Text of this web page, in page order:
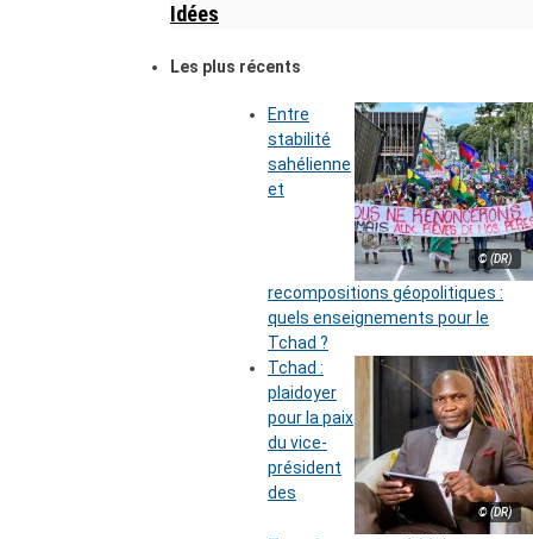
Idées
Les plus récents
© (DR)
Entre
stabilité
sahélienne
et
recompositions géopolitiques :
quels enseignements pour le
Tchad ?
© (DR)
Tchad :
plaidoyer
pour la paix
du vice-
président
des